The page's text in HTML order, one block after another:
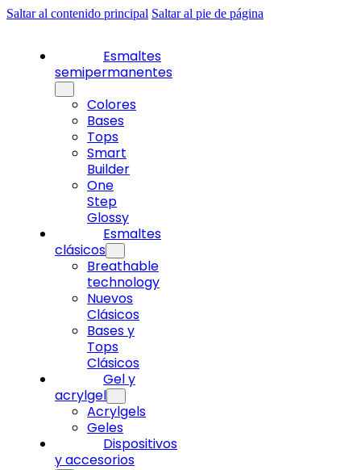
Saltar al contenido principal Saltar al pie de página
Esmaltes
semipermanentes
Colores
Bases
Tops
Smart
Builder
One
Step
Glossy
Esmaltes
clásicos
Breathable
technology
Nuevos
Clásicos
Bases y
Tops
Clásicos
Gel y
acrylgel
Acrylgels
Geles
Dispositivos
y accesorios